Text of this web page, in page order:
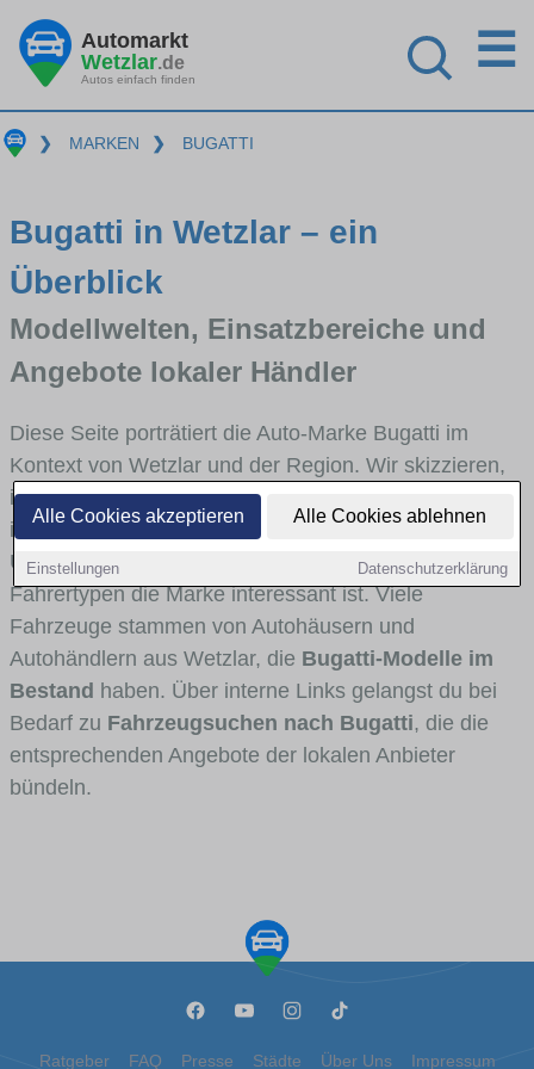
Alle Cookies akzeptieren Alle Cookies ablehnen
Einstellungen Datenschutzerklärung
Automarkt
Wetzlar.de
Autos einfach finden
☰
❯ MARKEN ❯ BUGATTI
Bugatti in Wetzlar – ein
Überblick
Modellwelten, Einsatzbereiche und
Angebote lokaler Händler
Diese Seite porträtiert die Auto-Marke Bugatti im
Kontext von Wetzlar und der Region. Wir skizzieren,
in welchen Fahrzeugklassen Bugatti stark vertreten
ist, welche Modellreihen häufig im Stadt- und
Umlandverkehr zu sehen sind und für welche
Fahrertypen die Marke interessant ist. Viele
Fahrzeuge stammen von Autohäusern und
Autohändlern aus Wetzlar, die Bugatti-Modelle im
Bestand haben. Über interne Links gelangst du bei
Bedarf zu Fahrzeugsuchen nach Bugatti, die die
entsprechenden Angebote der lokalen Anbieter
bündeln.
Ratgeber FAQ Presse Städte Über Uns Impressum